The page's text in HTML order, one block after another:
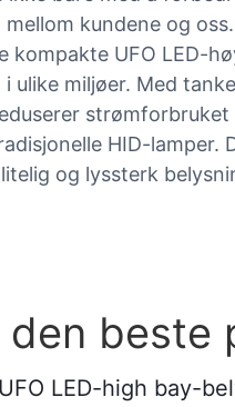
kundene og oss.
kompakte UFO LED-
ulike miljøer. Med
HID-lamper.
og lyssterk
beste
LED-high bay-